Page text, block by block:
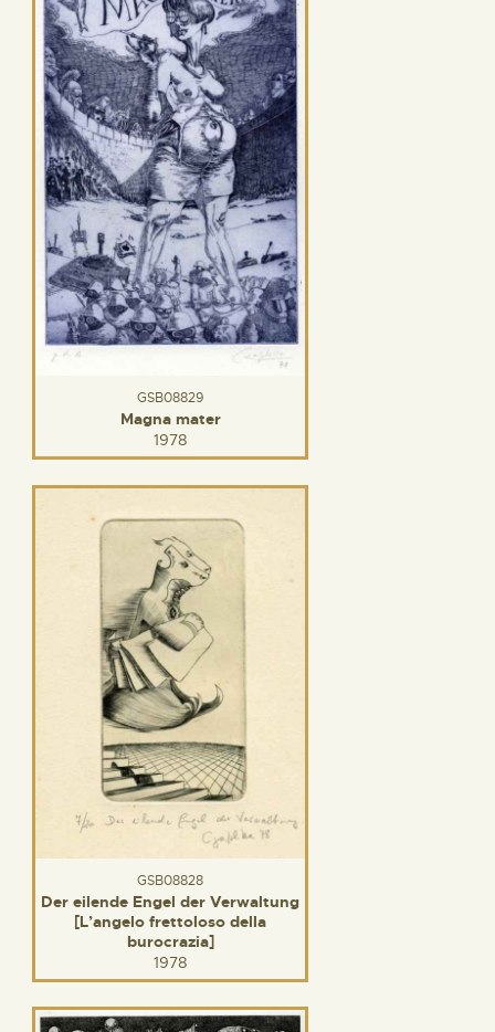
GSB08829
Magna mater
1978
GSB08828
Der eilende Engel der Verwaltung
[L’angelo frettoloso della
burocrazia]
1978